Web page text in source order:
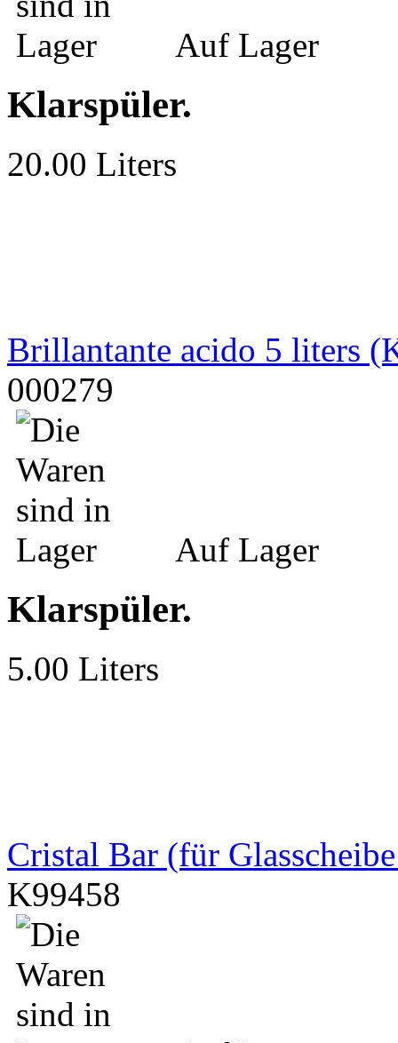
Auf Lager
Klarspüler.
20.00 Liters
Brillantante acido 5 liters
000279
Auf Lager
Klarspüler.
5.00 Liters
Cristal Bar (für
K99458